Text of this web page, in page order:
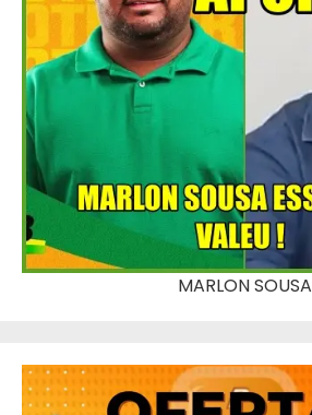
MARLON SOUSA